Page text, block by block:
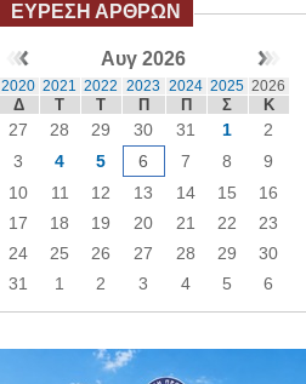
ΕΥΡΕΣΗ ΑΡΘΡΩΝ
Αυγ 2026
2020 2021 2022 2023 2024 2025 2026
Δ Τ Τ Π Π Σ Κ
27 28 29 30 31 1
2
3
4 5 6 7 8
9
10
11 12 13 14 15
16
17
18 19 20 21 22
23
24
25 26 27 28 29
30
31
1 2 3 4 5 6